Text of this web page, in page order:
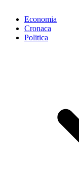
Economia
Cronaca
Politica